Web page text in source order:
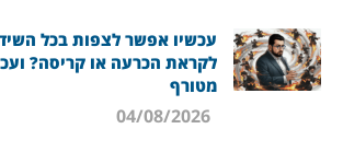
עכשיו אפשר לצפות בכל
לקראת הכרעה או קריסה?
מטורף